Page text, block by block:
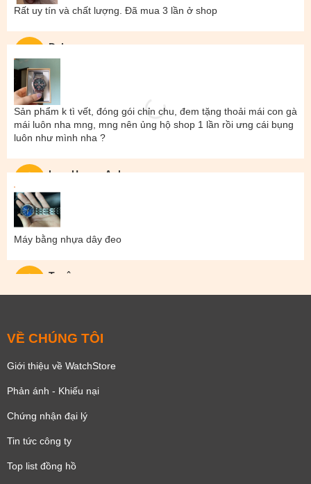
Đal
Rất uy tín và chất lượng. Đã mua 3 lần ở shop
Lam Hoang Anh
Sản phẩm k tì vết, đóng gói chỉn chu, đem tặng thoải mái con gà
mái luôn nha mng, mng nên ủng hộ shop 1 lần rồi ưng cái bụng
luôn như mình nha ?
Tuyên
Máy bằng nhựa dây đeo
VỀ CHÚNG TÔI
Giới thiệu về WatchStore
Phản ánh - Khiếu nại
Chứng nhận đại lý
Tin tức công ty
Top list đồng hồ